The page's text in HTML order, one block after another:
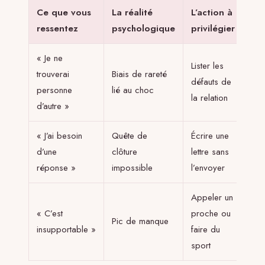
Ce que vous
ressentez
La réalité
psychologique
L’action à
privilégier
« Je ne
trouverai
personne
d’autre »
Biais de rareté
lié au choc
Lister les
défauts de
la relation
« J’ai besoin
d’une
réponse »
Quête de
clôture
impossible
Écrire une
lettre sans
l’envoyer
« C’est
insupportable »
Pic de manque
Appeler un
proche ou
faire du
sport